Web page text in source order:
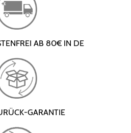
AB 80€ IN DE
GARANTIE